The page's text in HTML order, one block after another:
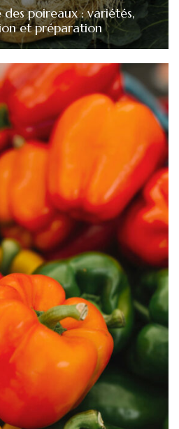
poireaux : variétés,
et préparation